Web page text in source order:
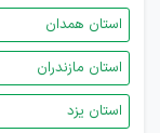
استان همدان
استان مازندران
استان یزد